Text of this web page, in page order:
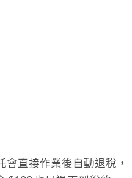
直接作業後自動退稅，